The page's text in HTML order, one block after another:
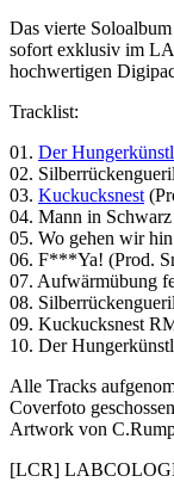
Das vierte
sofort exklusiv im
hochwertigen
Tracklist:
01. Der
02.
03. Kuckucksnest
04. Mann in
05. Wo gehen wir
06. F***Ya! (Prod.
07. Aufwärmübung
08.
09. Kuckucksnest
10. Der
Alle Tracks
Coverfoto
Artwork von
[LCR]